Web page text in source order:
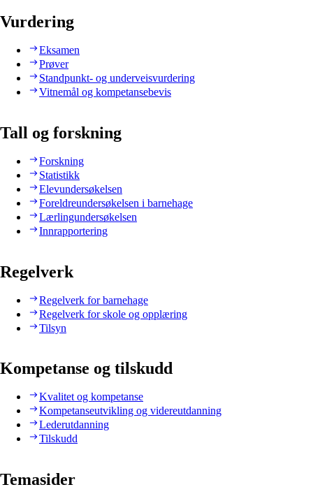
Vurdering
Eksamen
Prøver
Standpunkt- og underveisvurdering
Vitnemål og kompetansebevis
Tall og forskning
Forskning
Statistikk
Elevundersøkelsen
Foreldreundersøkelsen i barnehage
Lærlingundersøkelsen
Innrapportering
Regelverk
Regelverk for barnehage
Regelverk for skole og opplæring
Tilsyn
Kompetanse og tilskudd
Kvalitet og kompetanse
Kompetanseutvikling og videreutdanning
Lederutdanning
Tilskudd
Temasider